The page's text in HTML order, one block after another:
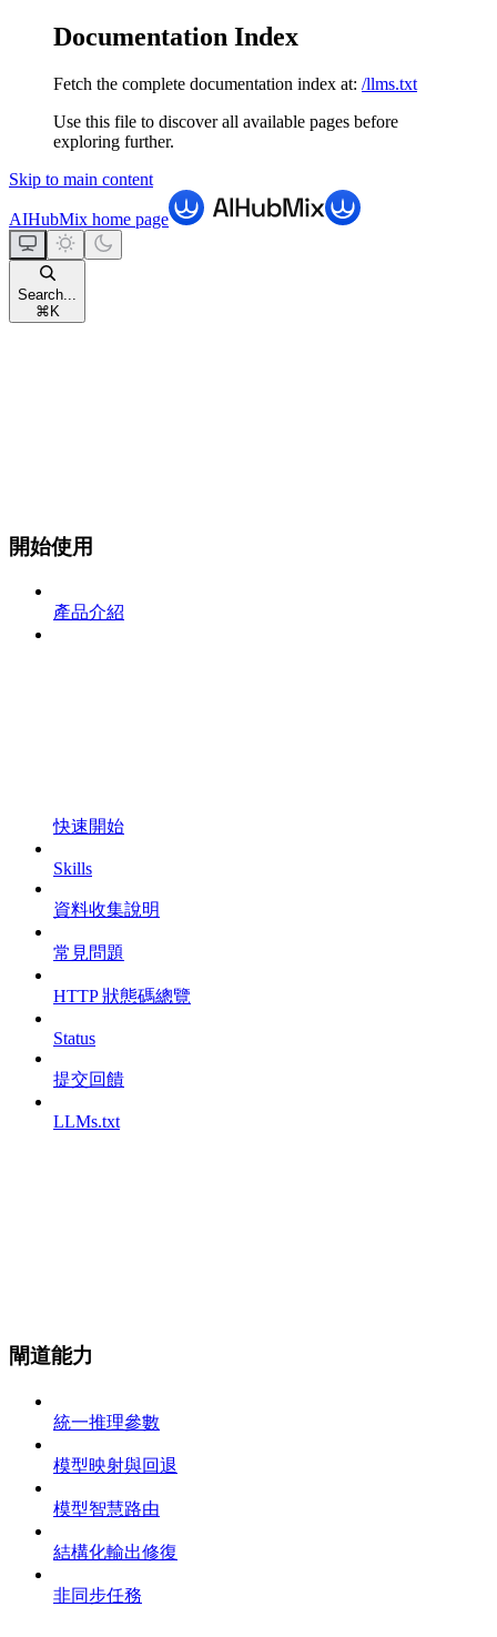
Documentation Index
Fetch the complete documentation index at: /llms.txt
Use this file to discover all available pages before
exploring further.
Skip to main content
AIHubMix home page
Search...
⌘ K
開始使用
產品介紹
快速開始
Skills
資料收集說明
常見問題
HTTP 狀態碼總覽
Status
提交回饋
LLMs.txt
閘道能力
統一推理參數
模型映射與回退
模型智慧路由
結構化輸出修復
非同步任務